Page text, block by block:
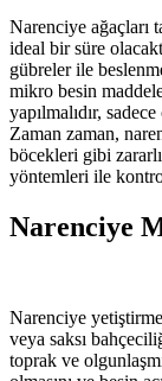
Narenciye ağaçları
ideal bir süre
gübreler ile
mikro besin
yapılmalıdır,
Zaman zaman,
böcekleri gibi
yöntemleri ile
Narenciye
Narenciye
veya saksı
toprak ve